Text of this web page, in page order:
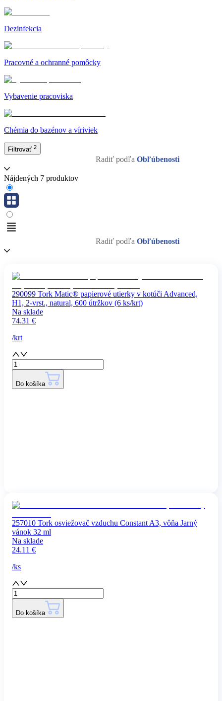
Dezinfekcia
Pracovné a ochranné pomôcky
Vybavenie pracoviska
Chémia do bazénov a víriviek
Filtrovať 2
Radiť podľa Obľúbenosti
Nájdených 7 produktov
Radiť podľa Obľúbenosti
290099 Tork Matic® papierové utierky v kotúči Advanced,
H1, 2-vrst., natural, 600 útržkov (6 ks/krt)
Na sklade
74.31 €
/krt
Do košíka
257010 Tork osviežovač vzduchu Constant A3, vôňa Jarný
vánok 32 ml
Na sklade
24.11 €
/ks
Do košíka